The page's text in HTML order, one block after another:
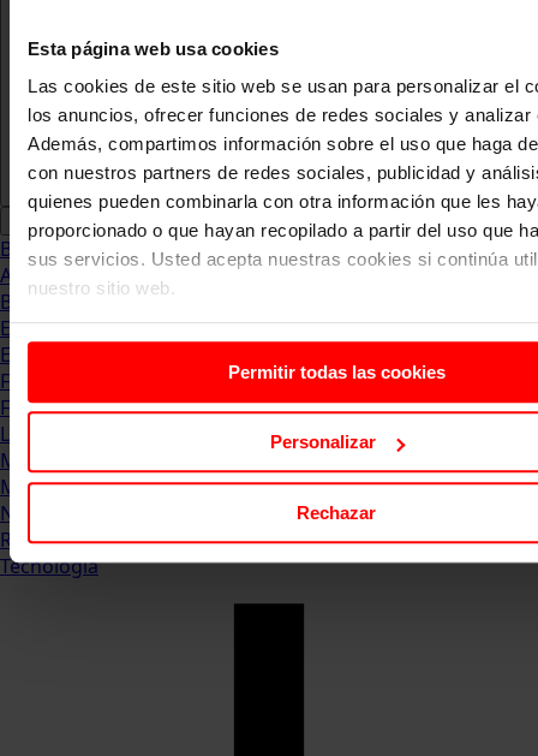
Esta página web usa cookies
Las cookies de este sitio web se usan para personalizar el
los anuncios, ofrecer funciones de redes sociales y analizar
Además, compartimos información sobre el uso que haga
con nuestros partners de redes sociales, publicidad y
quienes pueden combinarla con otra información que les
proporcionado o que hayan recopilado a partir del uso que
sus servicios. Usted acepta nuestras cookies si continúa
nuestro sitio web.
Permitir todas las cookies
Personalizar
Rechazar
Blog
Abogacia
Business
Empleo & Emprendimiento
Empresas
Finanzas
Formación & Estudios
Luxury
Management
Marketing & Comunicación
Negocios
Recursos Humanos
Tecnología